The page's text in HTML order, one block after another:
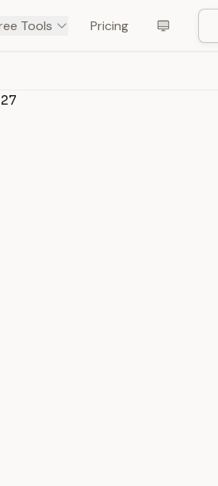
Tools Pricing